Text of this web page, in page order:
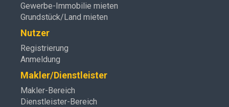
Gewerbe-Immobilie mieten
Grundstück/Land mieten
Nutzer
Registrierung
Anmeldung
Makler/Dienstleister
Makler-Bereich
Dienstleister-Bereich